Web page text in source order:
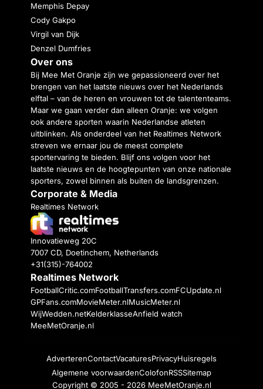
Memphis Depay
Cody Gakpo
Virgil van Dijk
Denzel Dumfries
Over ons
Bij Mee Met Oranje zijn we gepassioneerd over het
brengen van het laatste nieuws over het Nederlands
elftal – van de heren en vrouwen tot de talententeams.
Maar we gaan verder dan alleen Oranje: we volgen
ook andere sporten waarin Nederlandse atleten
uitblinken. Als onderdeel van het Realtimes Network
streven we ernaar jou de meest complete
sportervaring te bieden. Blijf ons volgen voor het
laatste nieuws en de hoogtepunten van onze nationale
sporters, zowel binnen als buiten de landsgrenzen.
Corporate & Media
Realtimes Network
Innovatieweg 20C
7007 CD, Doetinchem, Netherlands
+31(315)-764002
Realtimes Network
FootballCritic.comFootballTransfers.comFCUpdate.nl
GPFans.comMovieMeter.nlMusicMeter.nl
WijWedden.netKelderklasseAnfield watch
MeeMetOranje.nl
AdverterenContactVacaturesPrivacyHuisregels
Algemene voorwaardenColofonRSSSitemap
Copyright © 2005 - 2026 MeeMetOranje.nl